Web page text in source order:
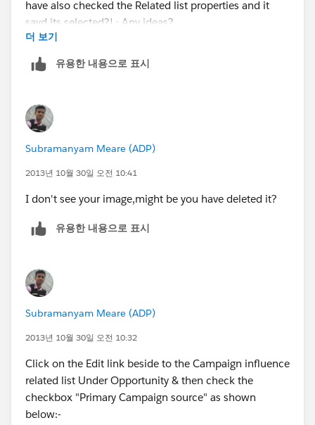
But I have also checked the Related list properties and
Any ideas?
더 보기
유용한 내용으로 표시
Subramanyam Meare (ADP)
2013년 10월 30일 오전 10:41
I don't see your image,might be you have deleted it?
유용한 내용으로 표시
Subramanyam Meare (ADP)
2013년 10월 30일 오전 10:32
Click on the Edit link beside to the Campaign influence
related list Under Opportunity & then check the
checkbox "Primary Campaign source" as shown
below:-